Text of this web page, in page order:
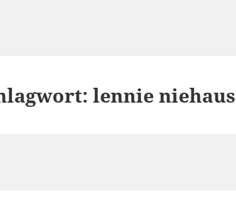
lennie niehaus